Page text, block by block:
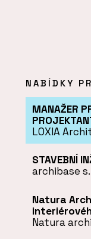
NABÍDKY
MANAŽER
LOXIA
STAVEBNÍ
archibase
Natura
Natura